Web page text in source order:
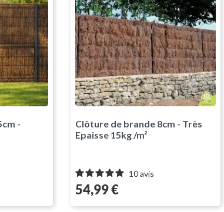
-
Clôture de brande 8cm - Très
Epaisse 15kg /m²
10avis
Prix
54,99 €